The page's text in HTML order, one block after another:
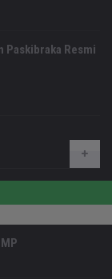
Paskibraka Resmi